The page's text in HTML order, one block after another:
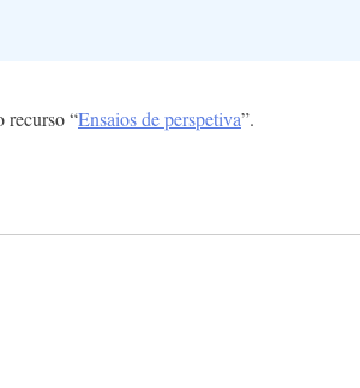
recurso “Ensaios de perspetiva”.